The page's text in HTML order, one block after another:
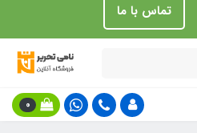
تماس با ما
0